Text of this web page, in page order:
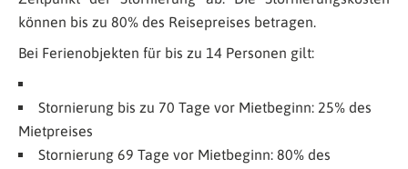
können bis zu 80% des Reisepreises betragen.
Bei Ferienobjekten für bis zu 14 Personen gilt:
Stornierung bis zu 70 Tage vor Mietbeginn: 25% des
Mietpreises
Stornierung 69 Tage vor Mietbeginn: 80% des